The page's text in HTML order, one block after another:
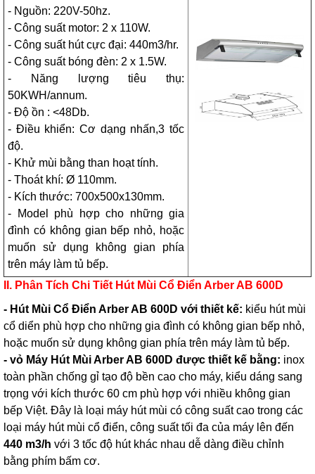
- Nguồn: 220V-50hz.
- Công suất motor: 2 x 110W.
- Công suất hút cực đại: 440m3/hr.
- Công suất bóng đèn: 2 x 1.5W.
- Năng lượng tiêu thụ:
50KWH/annum.
- Độ ồn : <48Db.
- Điều khiển: Cơ dạng nhấn,3 tốc
độ.
- Khử mùi bằng than hoạt tính.
- Thoát khí: Ø 110mm.
- Kích thước: 700x500x130mm.
- Model phù hợp cho những gia
đình có không gian bếp nhỏ, hoặc
muốn sử dụng không gian phía
trên máy làm tủ bếp.
II. Phân Tích Chi Tiết Hút Mùi Cổ Điển Arber AB 600D
- Hút Mùi Cổ Điển Arber AB 600D với thiết kế: kiểu hút mùi
cổ diển phù hợp cho những gia đình có không gian bếp nhỏ,
hoặc muốn sử dụng không gian phía trên máy làm tủ bếp.
- vỏ Máy Hút Mùi Arber AB 600D được thiết kế bằng: inox
toàn phần chống gỉ tạo độ bền cao cho máy, kiểu dáng sang
trọng với kích thước 60 cm phù hợp với nhiều không gian
bếp Việt. Đây là loại máy hút mùi có công suất cao trong các
loại máy hút mùi cổ điển, công suất tối đa của máy lên đến
440 m3/h với 3 tốc độ hút khác nhau dễ dàng điều chỉnh
bằng phím bấm cơ.